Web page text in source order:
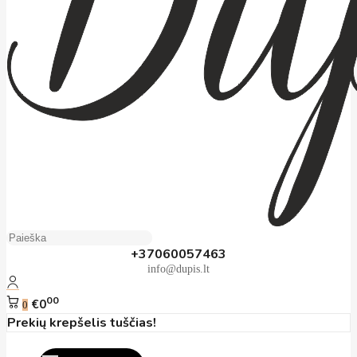
+37060057463
info@dupis.lt
0 €000
Prekių krepšelis tuščias!